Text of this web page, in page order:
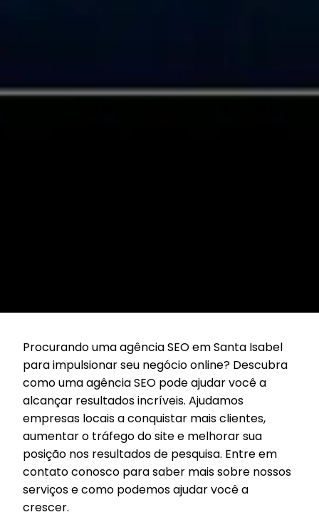
Procurando uma agência SEO em Santa Isabel
para impulsionar seu negócio online? Descubra
como uma agência SEO pode ajudar você a
alcançar resultados incríveis. Ajudamos
empresas locais a conquistar mais clientes,
aumentar o tráfego do site e melhorar sua
posição nos resultados de pesquisa. Entre em
contato conosco para saber mais sobre nossos
serviços e como podemos ajudar você a
crescer.